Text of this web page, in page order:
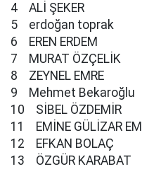
4 ALİ ŞEKER
5 erdoğan toprak
6 EREN ERDEM
7 MURAT ÖZÇELİK
8 ZEYNEL EMRE
9 Mehmet Bekaroğlu
10 SİBEL ÖZDEMİR
11 EMİNE GÜLİZAR
12 EFKAN BOLAÇ
13 ÖZGÜR KARABAT